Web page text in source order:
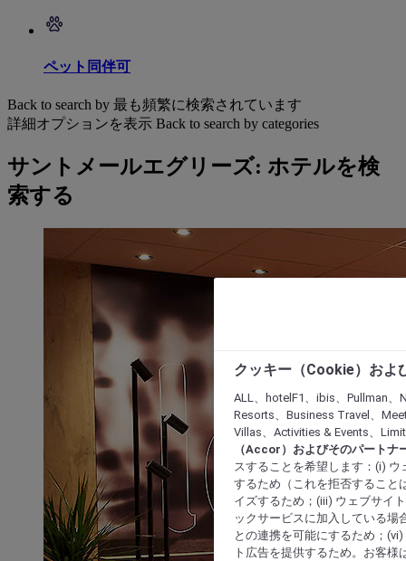
ペット同伴可
Back to search by 最も頻繁に検索されています
詳細オプションを表示 Back to search by categories
サントメールエグリーズ: ホテルを検
索する
クッキー（Cookie）およ
ALL、hotelF1、ibis、Pullman
Resorts、Business Travel、
Villas、Activities & Events、
（Accor）およびそのパートナ
スすることを希望します：(i)
するため（これを拒否すること
イズするため；(iii) ウェブサイ
ックサービスに加入している場
との連携を可能にするため；
ト広告を提供するため。お客